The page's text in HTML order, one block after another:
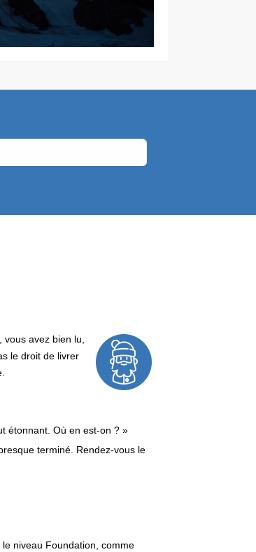
avez bien lu,
le droit de livrer
étonnant. Où en est-on ? »
terminé. Rendez-vous le
niveau Foundation, comme